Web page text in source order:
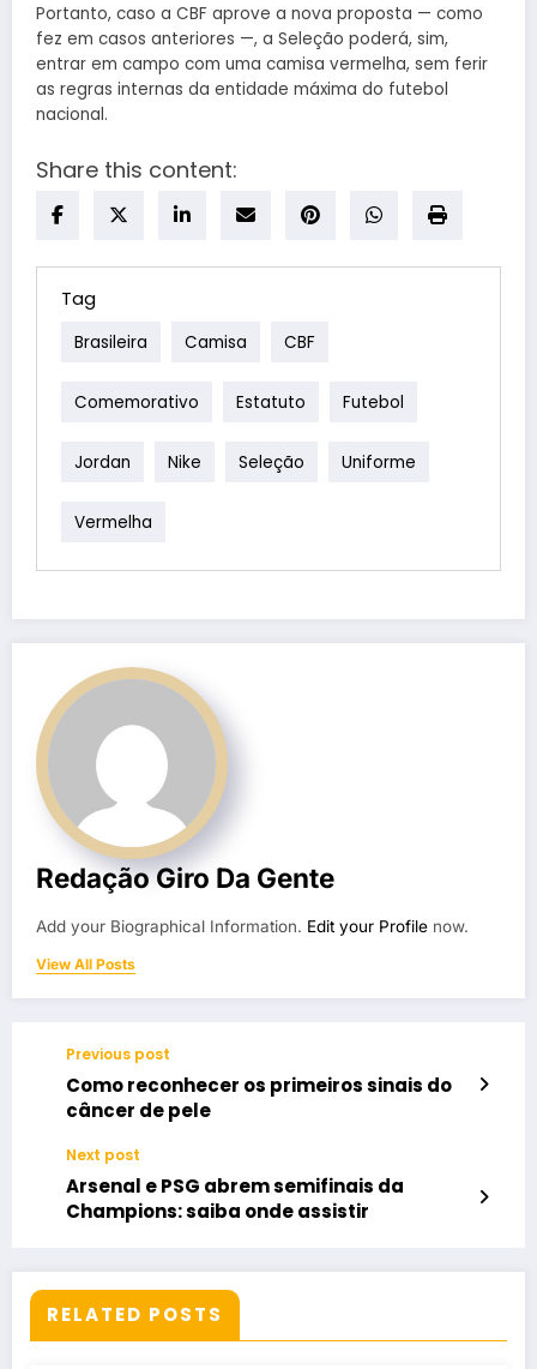
Portanto, caso a CBF aprove a nova proposta — como
fez em casos anteriores —, a Seleção poderá, sim,
entrar em campo com uma camisa vermelha, sem ferir
as regras internas da entidade máxima do futebol
nacional.
Share this content:
Tag
Brasileira Camisa CBF
Comemorativo Estatuto Futebol
Jordan Nike Seleção Uniforme
Vermelha
Redação Giro Da Gente
Add your Biographical Information. Edit your Profile now.
View All Posts
Previous post
Como reconhecer os primeiros sinais do
câncer de pele
Next post
Arsenal e PSG abrem semifinais da
Champions: saiba onde assistir
RELATED POSTS